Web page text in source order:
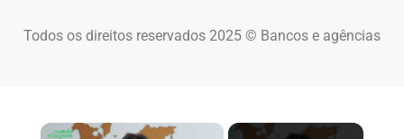
Todos os direitos reservados 2025 © Bancos e agências
×